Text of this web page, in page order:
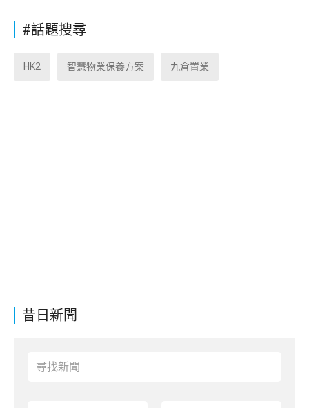
昔日新聞
#話題搜尋
HK2 智慧物業保養方案 九倉置業